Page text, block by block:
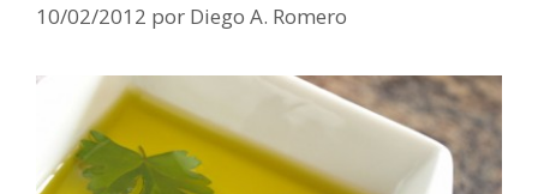
10/02/2012 por Diego A. Romero